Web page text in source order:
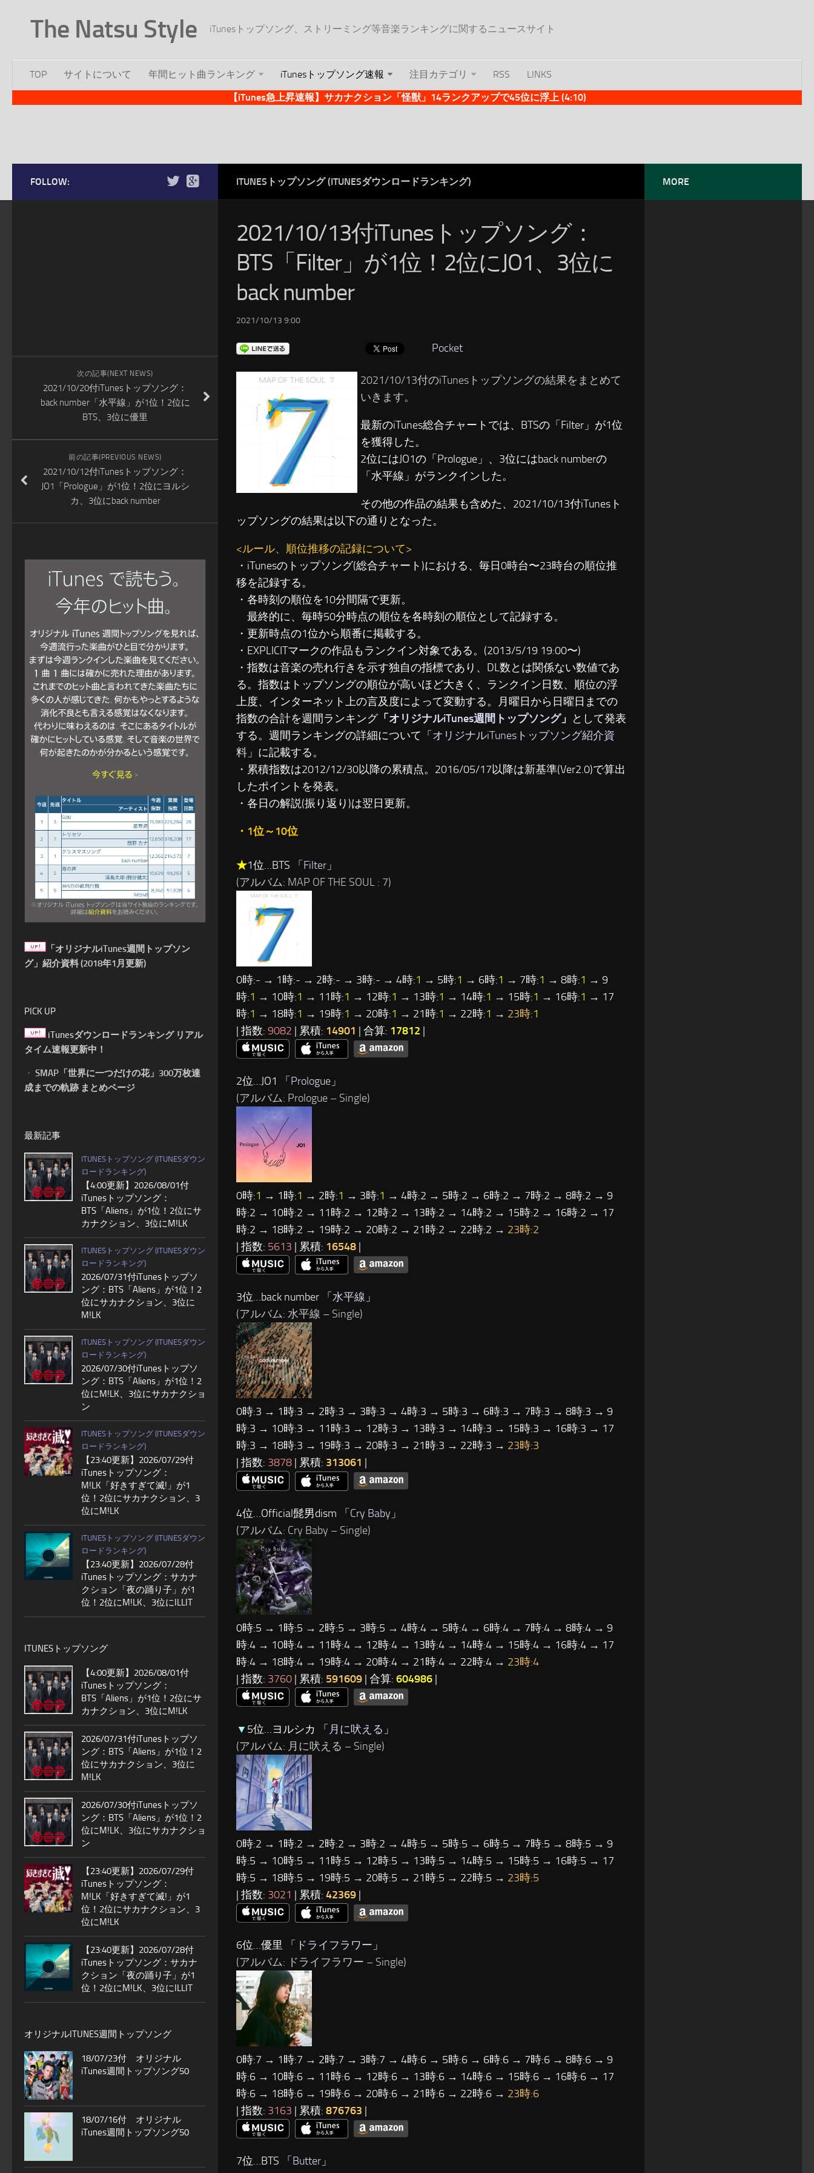
The Natsu Style iTunesトップソング、ストリーミング等音楽ランキングに関するニュースサイト
TOP サイトについて 年間ヒット曲ランキング iTunesトップソング速報 注目カテゴリ RSS
LINKS
【iTunes急上昇速報】サカナクション「怪獣」14ランクアップで45位に浮上 (4:10)
ITUNESトップソング (ITUNESダウンロードランキング)
2021/10/13付iTunesトップソング：
BTS「Filter」が1位！2位にJO1、3位に
back number
2021/10/13 9:00
Pocket
2021/10/13付のiTunesトップソングの結果をまとめて
いきます。
最新のiTunes総合チャートでは、BTSの「Filter」が1位
を獲得した。
2位にはJO1の「Prologue」、3位にはback numberの
「水平線」がランクインした。
その他の作品の結果も含めた、2021/10/13付iTunesト
ップソングの結果は以下の通りとなった。
<ルール、順位推移の記録について>
・iTunesのトップソング(総合チャート)における、毎日0時台〜23時台の順位推
移を記録する。
・各時刻の順位を10分間隔で更新。
最終的に、毎時50分時点の順位を各時刻の順位として記録する。
・更新時点の1位から順番に掲載する。
・EXPLICITマークの作品もランクイン対象である。(2013/5/19 19:00〜)
・指数は音楽の売れ行きを示す独自の指標であり、DL数とは関係ない数値であ
る。指数はトップソングの順位が高いほど大きく、ランクイン日数、順位の浮
上度、インターネット上の言及度によって変動する。月曜日から日曜日までの
指数の合計を週間ランキング「 オリジナルiTunes週間トップソング」 として発表
する。週間ランキングの詳細について「 オリジナルiTunesトップソング紹介資
料 」に記載する。
・累積指数は2012/12/30以降の累積点。2016/05/17以降は新基準(Ver2.0)で算出
したポイントを発表。
・各日の解説(振り返り)は翌日更新。
・1位～10位
★1位…BTS 「 Filter 」
(アルバム: MAP OF THE SOUL : 7)
0時:- → 1時:- → 2時:- → 3時:- → 4時:1 → 5時:1 → 6時:1 → 7時:1 → 8時:1 → 9
時:1 → 10時:1 → 11時:1 → 12時:1 → 13時:1 → 14時:1 → 15時:1 → 16時:1 → 17
時:1 → 18時:1 → 19時:1 → 20時:1 → 21時:1 → 22時:1 → 23時:1
| 指数: 9082 | 累積: 14901 | 合算: 17812 |
2位…JO1 「 Prologue 」
(アルバム: Prologue – Single)
0時:1 → 1時:1 → 2時:1 → 3時:1 → 4時:2 → 5時:2 → 6時:2 → 7時:2 → 8時:2 → 9
時:2 → 10時:2 → 11時:2 → 12時:2 → 13時:2 → 14時:2 → 15時:2 → 16時:2 → 17
時:2 → 18時:2 → 19時:2 → 20時:2 → 21時:2 → 22時:2 → 23時:2
| 指数: 5613 | 累積: 16548 |
3位…back number 「 水平線 」
(アルバム: 水平線 – Single)
0時:3 → 1時:3 → 2時:3 → 3時:3 → 4時:3 → 5時:3 → 6時:3 → 7時:3 → 8時:3 → 9
時:3 → 10時:3 → 11時:3 → 12時:3 → 13時:3 → 14時:3 → 15時:3 → 16時:3 → 17
時:3 → 18時:3 → 19時:3 → 20時:3 → 21時:3 → 22時:3 → 23時:3
| 指数: 3878 | 累積: 313061 |
4位…Official髭男dism 「Cry Baby 」
(アルバム: Cry Baby – Single)
0時:5 → 1時:5 → 2時:5 → 3時:5 → 4時:4 → 5時:4 → 6時:4 → 7時:4 → 8時:4 → 9
時:4 → 10時:4 → 11時:4 → 12時:4 → 13時:4 → 14時:4 → 15時:4 → 16時:4 → 17
時:4 → 18時:4 → 19時:4 → 20時:4 → 21時:4 → 22時:4 → 23時:4
| 指数: 3760 | 累積: 591609 | 合算: 604986 |
▼ 5位…ヨルシカ 「 月に吠える 」
(アルバム: 月に吠える – Single)
0時:2 → 1時:2 → 2時:2 → 3時:2 → 4時:5 → 5時:5 → 6時:5 → 7時:5 → 8時:5 → 9
時:5 → 10時:5 → 11時:5 → 12時:5 → 13時:5 → 14時:5 → 15時:5 → 16時:5 → 17
時:5 → 18時:5 → 19時:5 → 20時:5 → 21時:5 → 22時:5 → 23時:5
| 指数: 3021 | 累積: 42369 |
6位…優里 「 ドライフラワー 」
(アルバム: ドライフラワー – Single)
0時:7 → 1時:7 → 2時:7 → 3時:7 → 4時:6 → 5時:6 → 6時:6 → 7時:6 → 8時:6 → 9
時:6 → 10時:6 → 11時:6 → 12時:6 → 13時:6 → 14時:6 → 15時:6 → 16時:6 → 17
時:6 → 18時:6 → 19時:6 → 20時:6 → 21時:6 → 22時:6 → 23時:6
| 指数: 3163 | 累積: 876763 |
7位…BTS 「 Butter 」
FOLLOW:
次の記事(NEXT NEWS)
2021/10/20付iTunesトップソング：
back number「水平線」が1位！2位に
BTS、3位に優里
前の記事(PREVIOUS NEWS)
2021/10/12付iTunesトップソング：
JO1「Prologue」が1位！2位にヨルシ
カ、3位にback number
「オリジナルiTunes週間トップソン
グ」紹介資料 (2018年1月更新)
PICK UP
iTunesダウンロードランキング リアル
タイム速報更新中！
・ SMAP「世界に一つだけの花」300万枚達
成までの軌跡 まとめページ
最新記事
ITUNESトップソング (ITUNESダウン
ロードランキング)
【4:00更新】2026/08/01付
iTunesトップソング：
BTS「Aliens」が1位！2位にサ
カナクション、3位にM!LK
ITUNESトップソング (ITUNESダウン
ロードランキング)
2026/07/31付iTunesトップソ
ング：BTS「Aliens」が1位！2
位にサカナクション、3位に
M!LK
ITUNESトップソング (ITUNESダウン
ロードランキング)
2026/07/30付iTunesトップソ
ング：BTS「Aliens」が1位！2
位にM!LK、3位にサカナクショ
ン
ITUNESトップソング (ITUNESダウン
ロードランキング)
【23:40更新】2026/07/29付
iTunesトップソング：
M!LK「好きすぎて滅!」が1
位！2位にサカナクション、3
位にM!LK
ITUNESトップソング (ITUNESダウン
ロードランキング)
【23:40更新】2026/07/28付
iTunesトップソング：サカナ
クション「夜の踊り子」が1
位！2位にM!LK、3位にILLIT
ITUNESトップソング
【4:00更新】2026/08/01付
iTunesトップソング：
BTS「Aliens」が1位！2位にサ
カナクション、3位にM!LK
2026/07/31付iTunesトップソ
ング：BTS「Aliens」が1位！2
位にサカナクション、3位に
M!LK
2026/07/30付iTunesトップソ
ング：BTS「Aliens」が1位！2
位にM!LK、3位にサカナクショ
ン
【23:40更新】2026/07/29付
iTunesトップソング：
M!LK「好きすぎて滅!」が1
位！2位にサカナクション、3
位にM!LK
【23:40更新】2026/07/28付
iTunesトップソング：サカナ
クション「夜の踊り子」が1
位！2位にM!LK、3位にILLIT
オリジナルITUNES週間トップソング
18/07/23付 オリジナル
iTunes週間トップソング50
18/07/16付 オリジナル
iTunes週間トップソング50
MORE